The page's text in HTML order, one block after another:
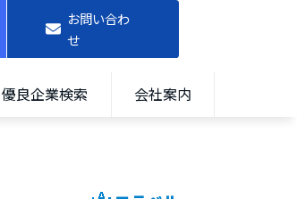
お問い合わ
せ
優良企業検索 会社案内